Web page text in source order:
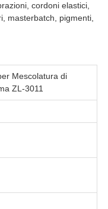
cordoni elastici,
masterbatch, pigmenti,
Mescolatura di
ZL-3011